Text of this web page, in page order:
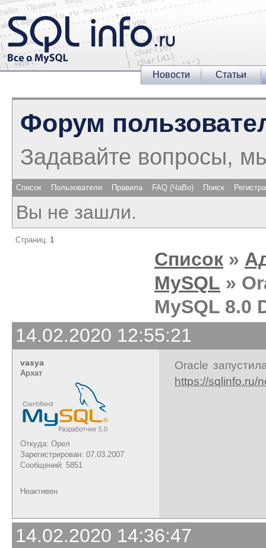
Новости Статьи
Форум
Задавайте вопросы,
Список Пользователи Правила FAQ (ЧаВо) Поиск
Вы не зашли.
Страниц: 1
Список »
MySQL »
MySQL 8.0
14.02.2020 12:55:21
vasya
Архат
Откуда: Орел
Зарегистрирован: 07.03.2007
Сообщений: 5851
Oracle
https://sqlinfo.ru/
Неактивен
14.02.2020 14:36:47